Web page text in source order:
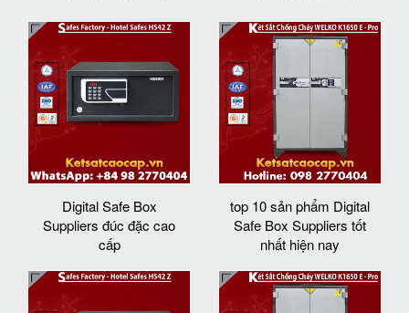
Digital Safe Box
Suppliers đúc đặc cao
cấp
top 10 sản phẩm Digital
Safe Box Suppliers tốt
nhất hiện nay